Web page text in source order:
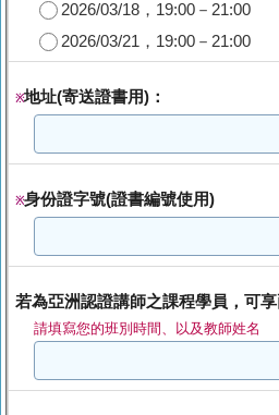
2026/03/18，19:00－21:00
2026/03/21，19:00－21:00
※地址(寄送證書用)：
※身份證字號(證書編號使用)
若為亞洲認證講師之課程學員，可享
請填寫您的班別時間、以及教師姓名